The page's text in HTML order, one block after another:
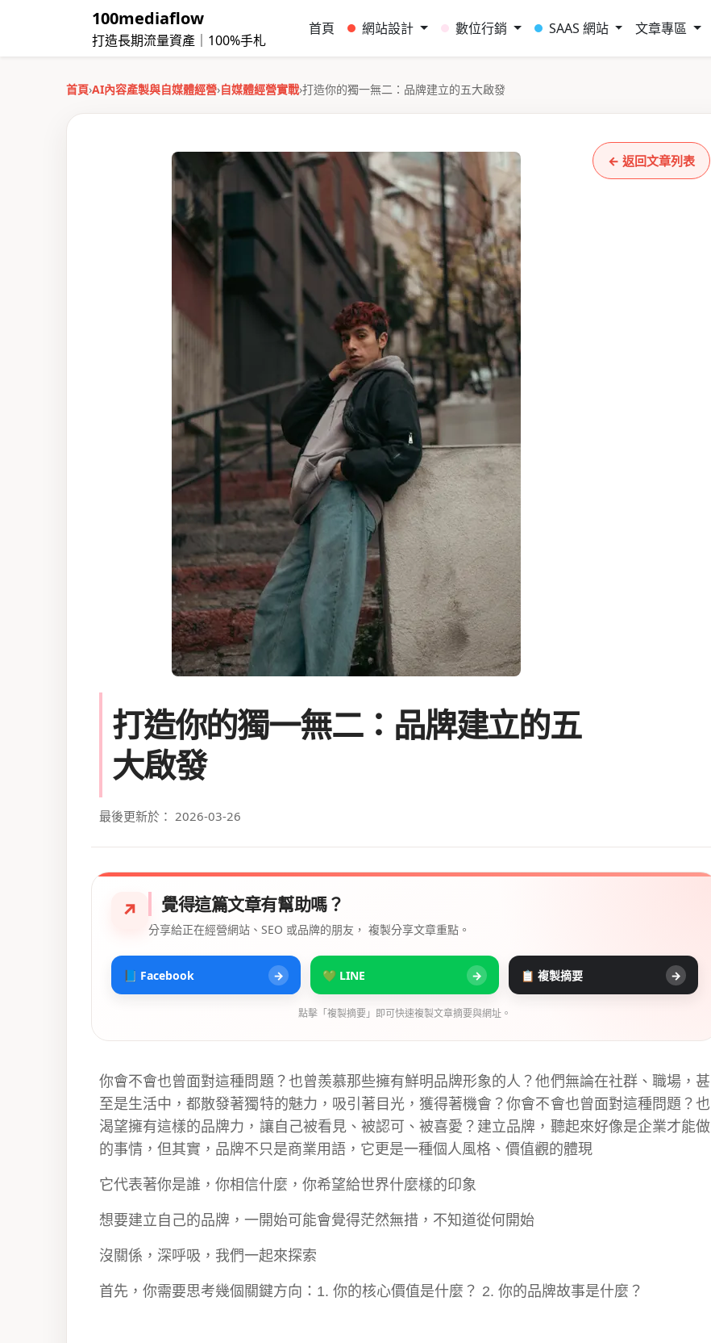
100mediaflow
打造長期流量資產｜100%手札
首頁 網站設計 數位行銷 SAAS 網站 文章專區
首頁›AI內容產製與自媒體經營›自媒體經營實戰›打造你的獨一無二：品牌建立的五大啟發
打造你的獨一無二：品牌建立的五
大啟發
最後更新於： 2026-03-26
← 返回文章列表
↗ 覺得這篇文章有幫助嗎？
分享給正在經營網站、SEO 或品牌的朋友， 複製分享文章重點。
📘 Facebook → 💚 LINE → 📋 複製摘要 →
點擊「複製摘要」即可快速複製文章摘要與網址。
你會不會也曾面對這種問題？也曾羨慕那些擁有鮮明品牌形象的人？他們無論在社群、職場，甚
至是生活中，都散發著獨特的魅力，吸引著目光，獲得著機會？你會不會也曾面對這種問題？也
渴望擁有這樣的品牌力，讓自己被看見、被認可、被喜愛？建立品牌，聽起來好像是企業才能做
的事情，但其實，品牌不只是商業用語，它更是一種個人風格、價值觀的體現
它代表著你是誰，你相信什麼，你希望給世界什麼樣的印象
想要建立自己的品牌，一開始可能會覺得茫然無措，不知道從何開始
沒關係，深呼吸，我們一起來探索
首先，你需要思考幾個關鍵方向：1. 你的核心價值是什麼？ 2. 你的品牌故事是什麼？